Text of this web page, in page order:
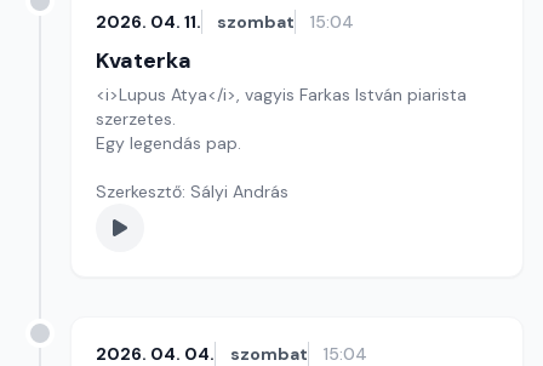
2026. 04. 11. szombat 15:04
Kvaterka
<i>Lupus Atya</i>, vagyis Farkas István piarista
szerzetes.
Egy legendás pap.
Szerkesztő: Sályi András
2026. 04. 04. szombat 15:04